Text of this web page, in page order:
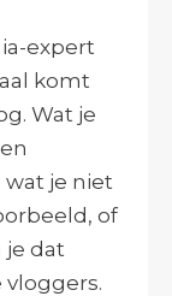
expert
komt
Wat je
je niet
of
je dat
vloggers.